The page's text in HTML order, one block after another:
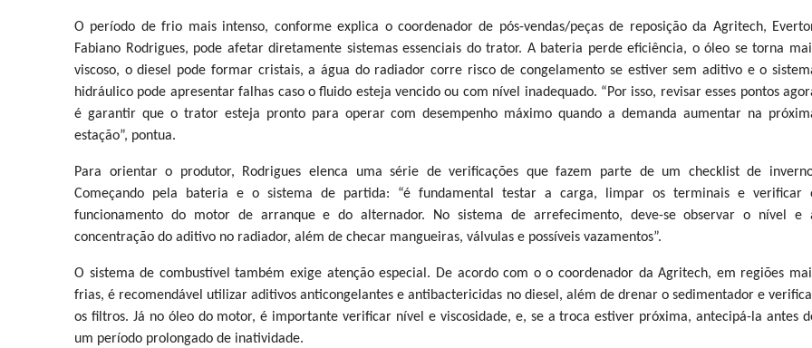
O período de frio mais intenso, conforme explica o coordenador de pós-vendas/peças de reposição da Agritech,
Fabiano Rodrigues, pode afetar diretamente sistemas essenciais do trator. A bateria perde eficiência, o óleo se torna
viscoso, o diesel pode formar cristais, a água do radiador corre risco de congelamento se estiver sem aditivo e o
hidráulico pode apresentar falhas caso o fluido esteja vencido ou com nível inadequado. “Por isso, revisar esses pontos
é garantir que o trator esteja pronto para operar com desempenho máximo quando a demanda aumentar na
estação”, pontua.
Para orientar o produtor, Rodrigues elenca uma série de verificações que fazem parte de um checklist de
Começando pela bateria e o sistema de partida: “é fundamental testar a carga, limpar os terminais e verificar
funcionamento do motor de arranque e do alternador. No sistema de arrefecimento, deve-se observar o nível e
concentração do aditivo no radiador, além de checar mangueiras, válvulas e possíveis vazamentos”.
O sistema de combustível também exige atenção especial. De acordo com o o coordenador da Agritech, em regiões
frias, é recomendável utilizar aditivos anticongelantes e antibactericidas no diesel, além de drenar o sedimentador e
os filtros. Já no óleo do motor, é importante verificar nível e viscosidade, e, se a troca estiver próxima, antecipá-la antes
um período prolongado de inatividade.